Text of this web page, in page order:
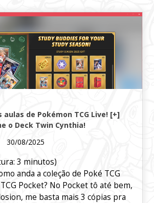
de Pokémon TCG Live! [+]
o Deck Twin Cynthia!
30/08/2025
3 minutos)
anda a coleção de Poké TCG
Pocket? No Pocket tô até bem,
me basta mais 3 cópias pra